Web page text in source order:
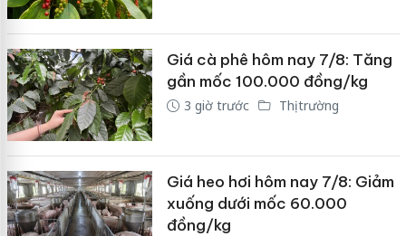
Giá cà phê hôm nay 7/8: Tăng
gần mốc 100.000 đồng/kg
3 giờ trước Thị trường
Giá heo hơi hôm nay 7/8: Giảm
xuống dưới mốc 60.000
đồng/kg